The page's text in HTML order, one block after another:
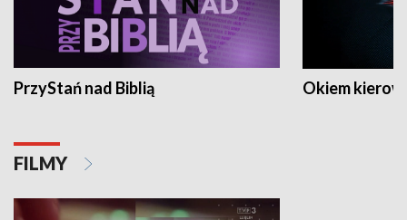
PrzyStań nad Biblią Okiem
FILMY